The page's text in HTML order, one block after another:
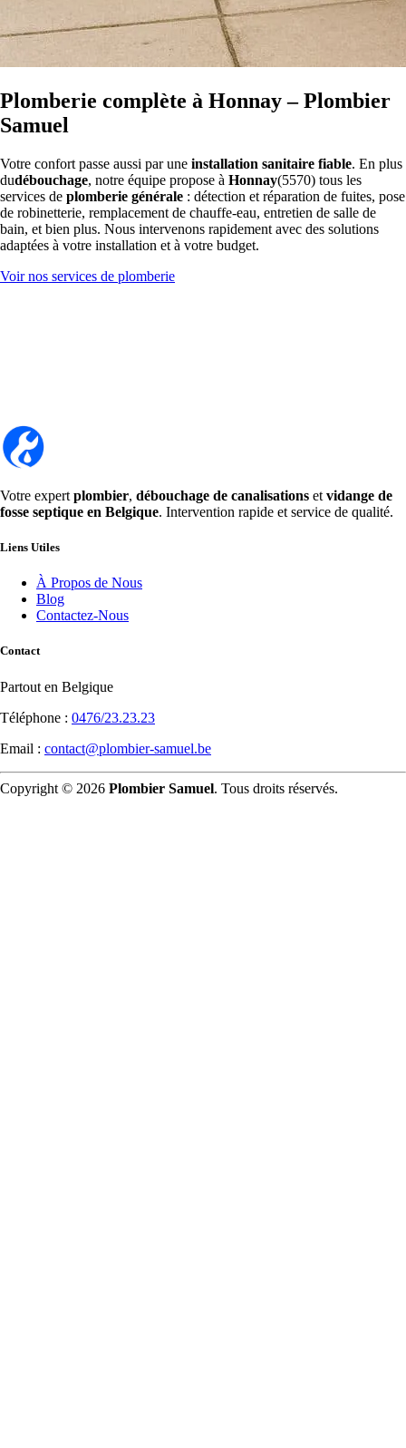
Plomberie complète à Honnay – Plombier
Samuel
Votre confort passe aussi par une installation sanitaire fiable. En plus
dudébouchage, notre équipe propose à Honnay(5570) tous les
services de plomberie générale : détection et réparation de fuites, pose
de robinetterie, remplacement de chauffe-eau, entretien de salle de
bain, et bien plus. Nous intervenons rapidement avec des solutions
adaptées à votre installation et à votre budget.
Voir nos services de plomberie
Votre expert plombier, débouchage de canalisations et vidange de
fosse septique en Belgique. Intervention rapide et service de qualité.
Liens Utiles
À Propos de Nous
Blog
Contactez-Nous
Contact
Partout en Belgique
Téléphone : 0476/23.23.23
Email : contact@plombier-samuel.be
Copyright © 2026 Plombier Samuel. Tous droits réservés.